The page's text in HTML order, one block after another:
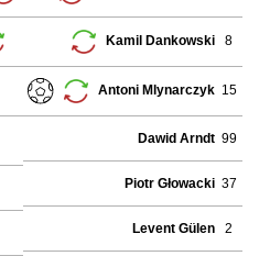
Kamil Dankowski 8
Antoni Mlynarczyk 15
Dawid Arndt 99
Piotr Głowacki 37
Levent Gülen 2